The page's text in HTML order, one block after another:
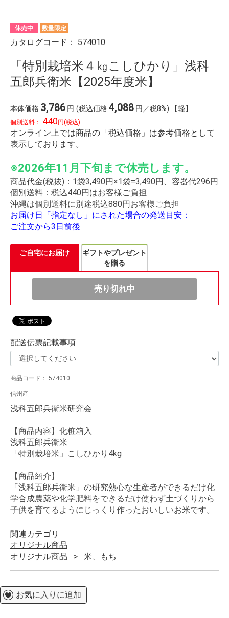
休売中 数量限定
カタログコード： 574010
「特別栽培米４㎏こしひかり」浅科
五郎兵衛米【2025年度米】
本体価格 3,786 円 (税込価格4,088 円／税8%) 【軽】
個別送料： 440 円(税込)
オンライン上では商品の「税込価格」は参考価格として
表示しております。
※2026年11月下旬まで休売します。
商品代金(税抜)：1袋3,490円×1袋=3,490円、容器代296円
個別送料：税込440円はお客様ご負担
沖縄は個別送料に別途税込880円お客様ご負担
お届け日「指定なし」にされた場合の発送目安：
ご注文から3日前後
ご自宅にお届け
ギフトやプレゼント
を贈る
売り切れ中
配送伝票記載事項
商品コード： 574010
信州産
浅科五郎兵衛米研究会
【商品内容】化粧箱入
浅科五郎兵衛米
「特別栽培米」こしひかり4kg
【商品紹介】
「浅科五郎兵衛米」の研究熱心な生産者ができるだけ化
学合成農薬や化学肥料をできるだけ使わず土づくりから
子供を育てるようにじっくり作ったおいしいお米です。
関連カテゴリ
オリジナル商品
オリジナル商品
米、もち
お気に入りに追加